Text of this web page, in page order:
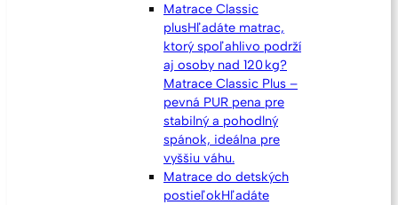
Matrace Classic
plusHľadáte matrac,
ktorý spoľahlivo podrží
aj osoby nad 120 kg?
Matrace Classic Plus –
pevná PUR pena pre
stabilný a pohodlný
spánok, ideálna pre
vyššiu váhu.
Matrace do detských
postieľokHľadáte